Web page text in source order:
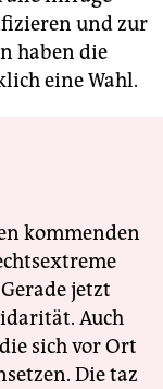
und zur
haben die
eine Wahl.
kommenden
jetzt
Auch
sich vor Ort
Die taz